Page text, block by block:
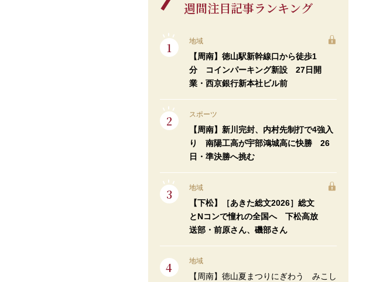
週間注目記事ランキング
地域
【周南】徳山駅新幹線口から徒歩1
分 コインパーキング新設 27日開
業・西京銀行新本社ビル前
スポーツ
【周南】新川完封、内村先制打で4強入
り 南陽工高が宇部鴻城高に快勝 26
日・準決勝へ挑む
地域
【下松】［あきた総文2026］総文
とNコンで憧れの全国へ 下松高放
送部・前原さん、磯部さん
地域
【周南】徳山夏まつりにぎわう みこし